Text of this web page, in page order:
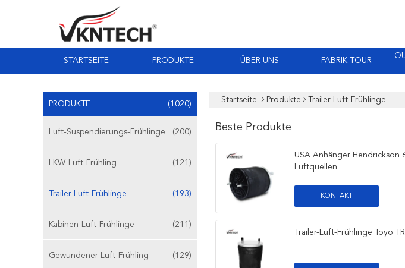
STARTSEITE PRODUKTE ÜBER UNS FABRIK TOUR
PRODUKTE (1020)
Luft-Suspendierungs-Frühlinge (200)
LKW-Luft-Frühling (121)
Trailer-Luft-Frühlinge (193)
Kabinen-Luft-Frühlinge (211)
Gewundener Luft-Frühling (129)
Startseite Produkte Trailer-Luft-Frühlinge
Beste Produkte
USA Anhänger Hendrickson
Luftquellen
KONTAKT
Trailer-Luft-Frühlinge Toyo